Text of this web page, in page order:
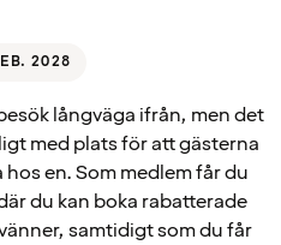
2028
långväga ifrån, men det
med plats för att gästerna
en. Som medlem får du
du kan boka rabatterade
samtidigt som du får